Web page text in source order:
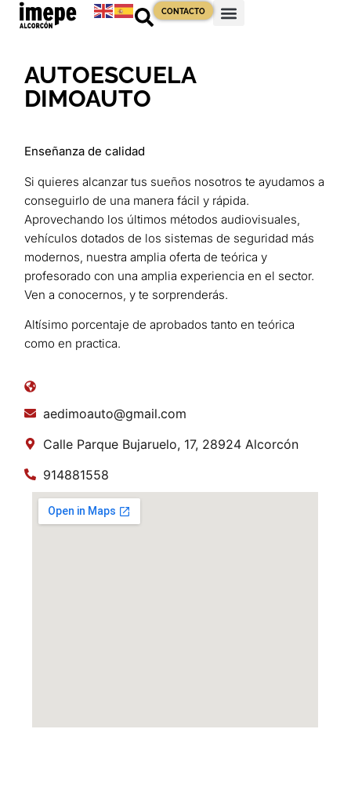
CONTACTO
AUTOESCUELA
DIMOAUTO
Enseñanza de calidad
Si quieres alcanzar tus sueños nosotros te ayudamos a
conseguirlo de una manera fácil y rápida.
Aprovechando los últimos métodos audiovisuales,
vehículos dotados de los sistemas de seguridad más
modernos, nuestra amplia oferta de teórica y
profesorado con una amplia experiencia en el sector.
Ven a conocernos, y te sorprenderás.
Altísimo porcentaje de aprobados tanto en teórica
como en practica.
aedimoauto@gmail.com
Calle Parque Bujaruelo, 17, 28924 Alcorcón
914881558